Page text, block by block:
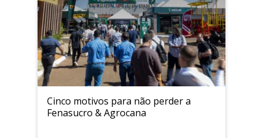
Cinco motivos para não perder a
Fenasucro & Agrocana